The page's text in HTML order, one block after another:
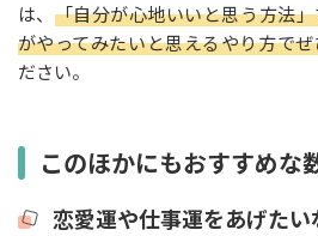
は、 「自分が心地いいと思う方法
がやってみたいと思えるやり方で
ださい。
このほかにもおすすめな
恋愛運や仕事運をあげたい